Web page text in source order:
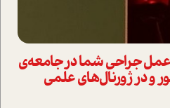
عمل جراحی شما در جامعه‌ی
و در ژورنال‌های علمی